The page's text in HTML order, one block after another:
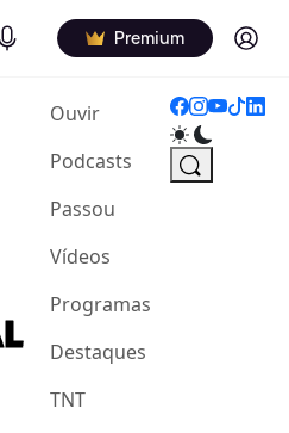
Podcasts Premium Log in
Ouvir(current)
Podcasts
Passou
Vídeos
Programas
Destaques
TNT